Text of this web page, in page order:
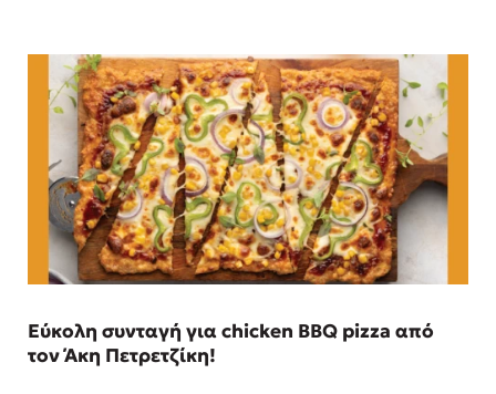
Εύκολη συνταγή για chicken BBQ pizza από
τον Άκη Πετρετζίκη!